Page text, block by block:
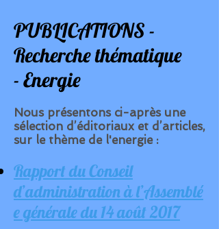
PUBLICATIONS -
Recherche thématique
- Energie
Nous présentons ci-après une
sélection d’éditoriaux et d’articles,
sur le thème de l'energie :
Rapport du Conseil
d’administration à l’Assemblé
e générale du 14 août 2017